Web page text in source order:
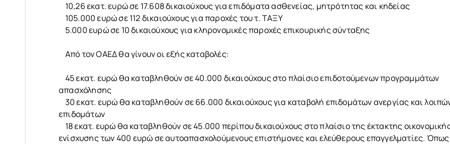
10,26 εκατ. ευρώ σε 17.608 δικαιούχους για επιδόματα ασθενείας, μητρότητας και κηδείας
105.000 ευρώ σε 112 δικαιούχους για παροχές του τ. ΤΑΞΥ
5.000 ευρώ σε 10 δικαιούχους για κληρονομικές παροχές επικουρικής σύνταξης
Από τον ΟΑΕΔ θα γίνουν οι εξής καταβολές:
45 εκατ. ευρώ θα καταβληθούν σε 40.000 δικαιούχους στο πλαίσιο επιδοτούμενων προγραμμάτων
απασχόλησης
30 εκατ. ευρώ θα καταβληθούν σε 66.000 δικαιούχους για καταβολή επιδομάτων ανεργίας και
επιδομάτων
18 εκατ. ευρώ θα καταβληθούν σε 45.000 περίπου δικαιούχους στο πλαίσιο της έκτακτης
ενίσχυσης των 400 ευρώ σε αυτοαπασχολούμενους επιστήμονες και ελεύθερους επαγγελματίες. Όπως